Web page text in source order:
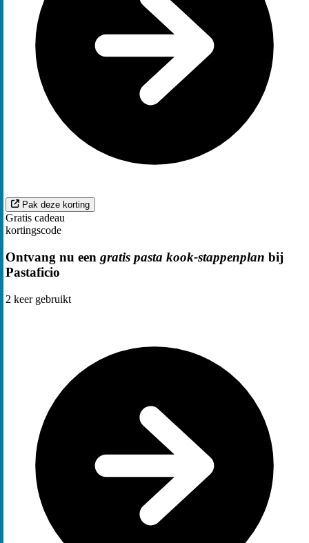
Pak deze korting
Gratis cadeau
kortingscode
Ontvang nu een gratis pasta kook-stappenplan bij
Pastaficio
2 keer gebruikt